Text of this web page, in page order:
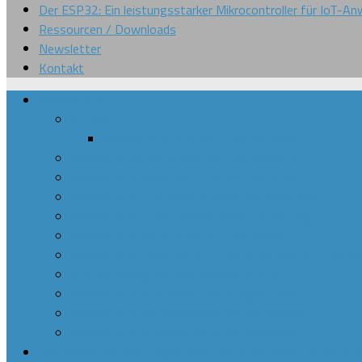
Der ESP32: Ein leistungsstarker Mikrocontroller für IoT-
Ressourcen / Downloads
Newsletter
Kontakt